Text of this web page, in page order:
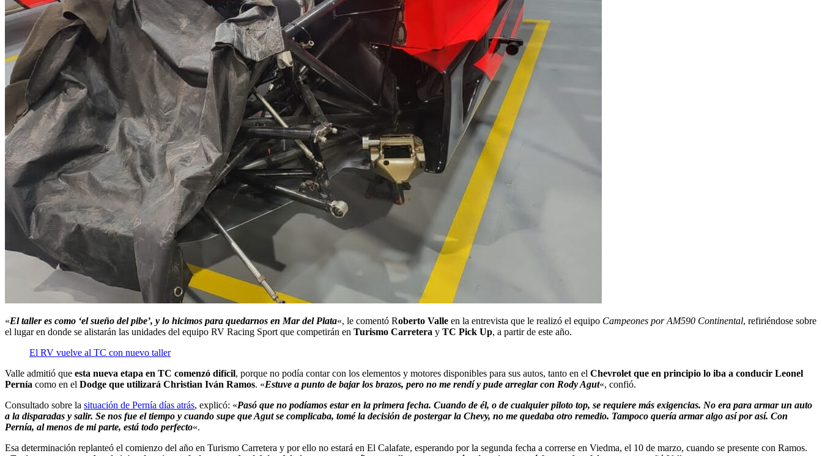
«El taller es como ‘el sueño del pibe’, y lo hicimos para quedarnos en Mar del Plata«, le comentó Roberto Valle en la entrevista que le realizó el equipo Campeones por AM590 Continental, refiriéndose sobre
el lugar en donde se alistarán las unidades del equipo RV Racing Sport que competirán en Turismo Carretera y TC Pick Up, a partir de este año.
El RV vuelve al TC con nuevo taller
Valle admitió que esta nueva etapa en TC comenzó difícil, porque no podía contar con los elementos y motores disponibles para sus autos, tanto en el Chevrolet que en principio lo iba a conducir Leonel
Pernía como en el Dodge que utilizará Christian Iván Ramos. «Estuve a punto de bajar los brazos, pero no me rendí y pude arreglar con Rody Agut«, confió.
Consultado sobre la situación de Pernía días atrás, explicó: «Pasó que no podíamos estar en la primera fecha. Cuando de él, o de cualquier piloto top, se requiere más exigencias. No era para armar un auto
a la disparadas y salir. Se nos fue el tiempo y cuando supe que Agut se complicaba, tomé la decisión de postergar la Chevy, no me quedaba otro remedio. Tampoco quería armar algo así por así. Con
Pernía, al menos de mi parte, está todo perfecto«.
Esa determinación replanteó el comienzo del año en Turismo Carretera y por ello no estará en El Calafate, esperando por la segunda fecha a correrse en Viedma, el 10 de marzo, cuando se presente con Ramos.